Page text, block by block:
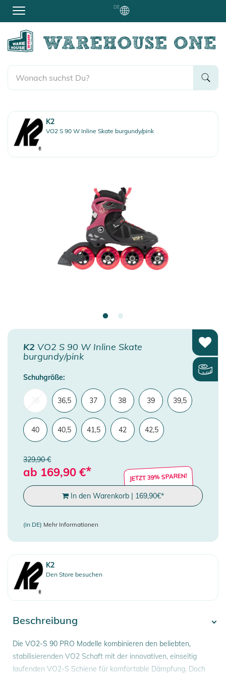
DE
K2
VO2 S 90 W Inline Skate burgundy/pink
K2 VO2 S 90 W Inline Skate
burgundy/pink
Schuhgröße:
36,5 37 38 39 39,5
40 40,5 41,5 42 42,5
329,90 €
ab 169,90 €* JETZT 39% SPAREN!
In den Warenkorb | 169,90€*
(in DE) Mehr Informationen
K2
Den Store besuchen
Beschreibung
Die VO2-S 90 PRO Modelle kombinieren den beliebten,
stabilisierenden VO2 Schaft mit der innovativen, einseitig
laufenden VO2-S Schiene für komfortable Dämpfung. Doch